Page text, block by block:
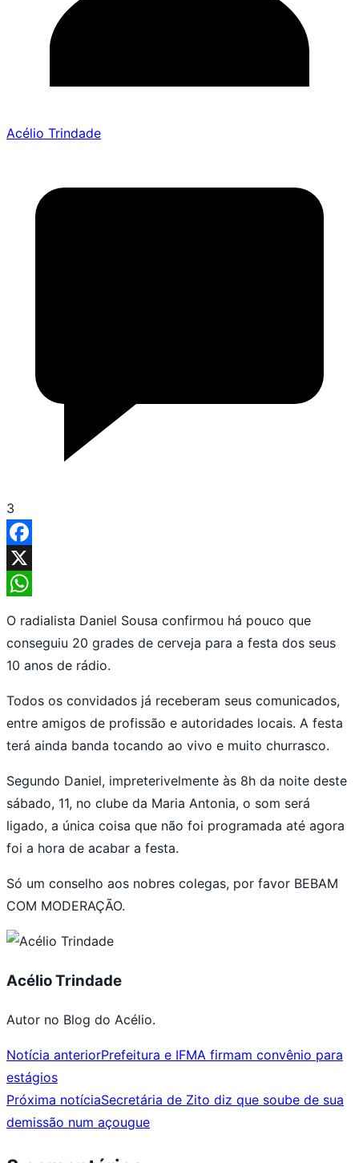
Acélio Trindade
3
Facebook
X
O radialista Daniel Sousa confirmou há pouco que
conseguiu 20 grades de cerveja para a festa dos seus
10 anos de rádio.
Todos os convidados já receberam seus comunicados,
entre amigos de profissão e autoridades locais. A festa
terá ainda banda tocando ao vivo e muito churrasco.
Segundo Daniel, impreterivelmente às 8h da noite deste
sábado, 11, no clube da Maria Antonia, o som será
ligado, a única coisa que não foi programada até agora
foi a hora de acabar a festa.
Só um conselho aos nobres colegas, por favor BEBAM
COM MODERAÇÃO.
Acélio Trindade
Autor no Blog do Acélio.
Notícia anteriorPrefeitura e IFMA firmam convênio para
estágios
Próxima notíciaSecretária de Zito diz que soube de sua
demissão num açougue